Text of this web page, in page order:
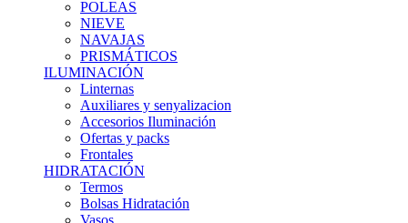
POLEAS
NIEVE
NAVAJAS
PRISMÁTICOS
ILUMINACIÓN
Linternas
Auxiliares y senyalizacion
Accesorios Iluminación
Ofertas y packs
Frontales
HIDRATACIÓN
Termos
Bolsas Hidratación
Vasos